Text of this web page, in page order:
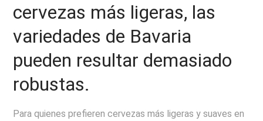
cervezas más ligeras, las
variedades de Bavaria
pueden resultar demasiado
robustas.
Para quienes prefieren cervezas más ligeras y suaves en